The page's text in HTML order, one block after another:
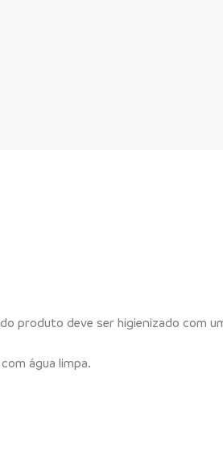
produto deve ser higienizado com
água limpa.